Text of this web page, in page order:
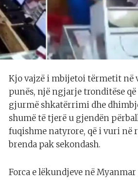
Kjo vajzë i mbijetoi tërmetit në
punës, një ngjarje tronditëse që
gjurmë shkatërrimi dhe
shumë të tjerë u gjendën
fuqishme natyrore, që i vuri në
brenda pak sekondash.
Forca e lëkundjeve në